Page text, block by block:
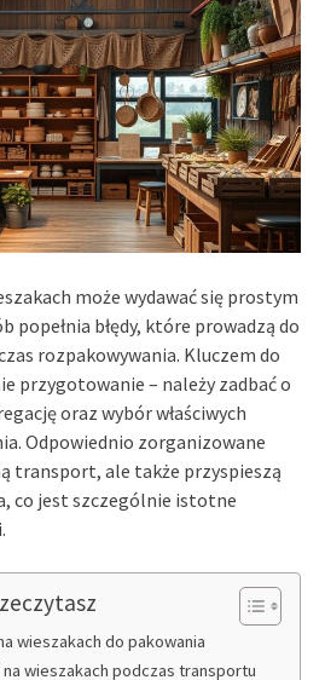
może wydawać się prostym
popełnia błędy, które prowadzą do
rozpakowywania. Kluczem do
przygotowanie – należy zadbać o
oraz wybór właściwych
Odpowiednio zorganizowane
transport, ale także przyspieszą
co jest szczególnie istotne
wieszakach do pakowania
wieszakach podczas transportu